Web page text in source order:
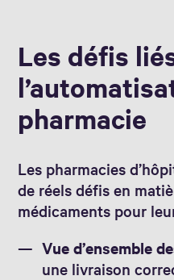
Les défis
pharmacie
Les pharmacies
de réels défis en
médicaments pour
Vue d’ensemble
une livraison